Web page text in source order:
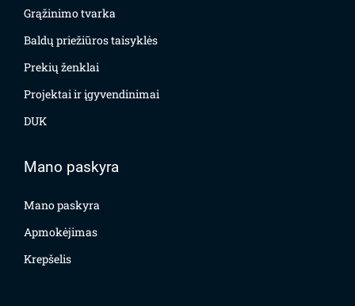
Grąžinimo tvarka
Baldų priežiūros taisyklės
Prekių ženklai
Projektai ir įgyvendinimai
DUK
Mano paskyra
Mano paskyra
Apmokėjimas
Krepšelis